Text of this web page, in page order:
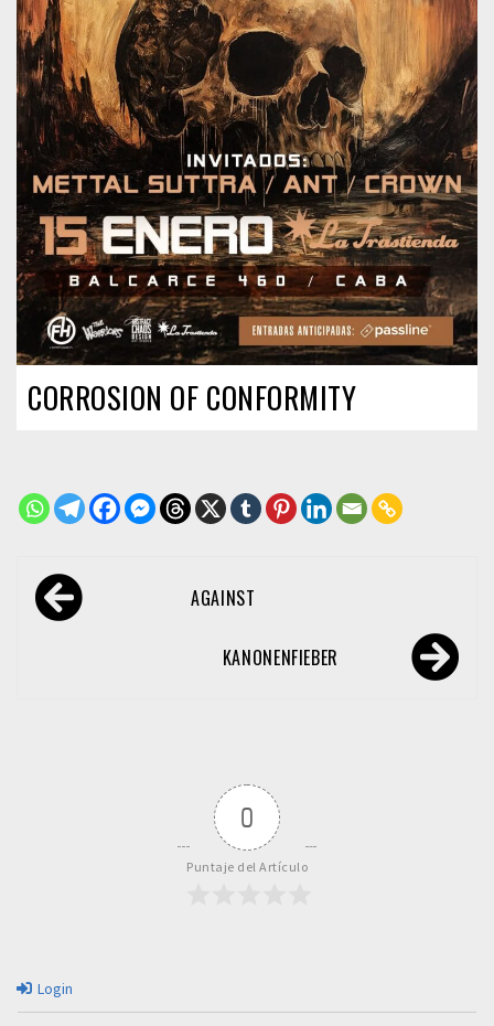
CORROSION OF CONFORMITY
Navegación
de AGAINST
KANONENFIEBER
0
Puntaje del Artículo
Login